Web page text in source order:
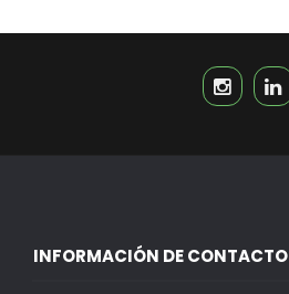
INFORMACIÓN DE CONTACTO